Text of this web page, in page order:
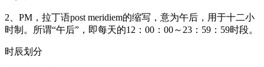
2、PM，拉丁语post meridiem的缩写，意为午后，用于十二小
时制。所谓“午后”，即每天的12：00：00～23：59：59时段。
时辰划分